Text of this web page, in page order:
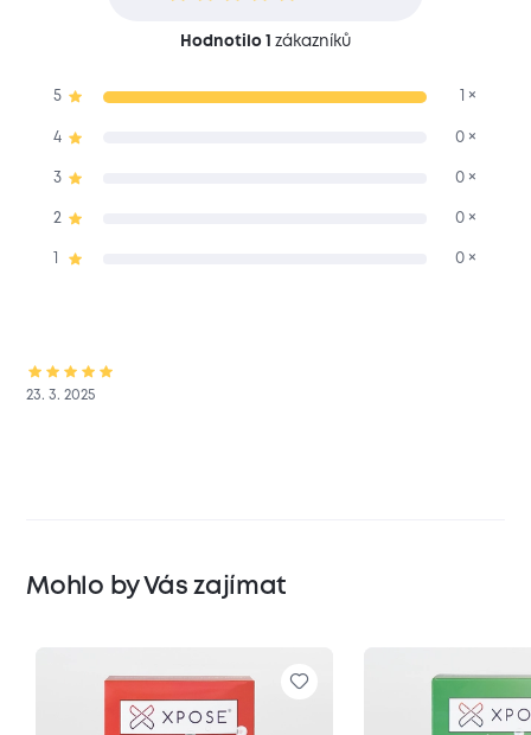
Hodnotilo 1 zákazníků
5 1 ×
4 0 ×
3 0 ×
2 0 ×
0 ×
23. 3. 2025
Mohlo by Vás zajímat